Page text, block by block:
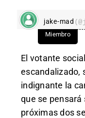
jake-mad
Miembro
El votante
escandalizado,
indignante la
que se
próximas dos